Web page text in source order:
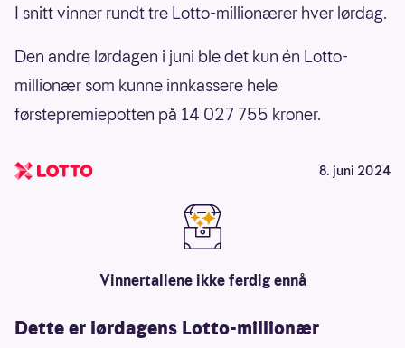
I snitt vinner rundt tre Lotto-millionærer hver lørdag.
Den andre lørdagen i juni ble det kun én Lotto-
millionær som kunne innkassere hele
førstepremiepotten på 14 027 755 kroner.
8. juni 2024
Vinnertallene ikke ferdig ennå
Dette er lørdagens Lotto-millionær